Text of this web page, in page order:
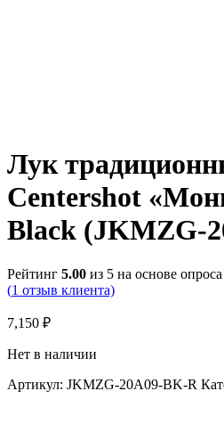
Лук
Centershot
Black (JKMZG-
Рейтинг 5.00 из 5 на основе опроса
(1 отзыв клиента)
7,150 ₽
Нет в наличии
Артикул: JKMZG-20A09-BK-R